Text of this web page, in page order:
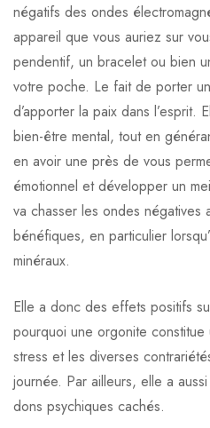
négatifs des ondes
appareil que vous auriez sur
pendentif, un bracelet ou bien
votre poche. Le fait de porter
d’apporter la paix dans l’esprit.
bien-être mental, tout en
en avoir une près de vous
émotionnel et développer un
va chasser les ondes négatives
bénéfiques, en particulier
minéraux.
Elle a donc des effets positifs
pourquoi une orgonite
stress et les diverses
journée. Par ailleurs, elle a
dons psychiques cachés.